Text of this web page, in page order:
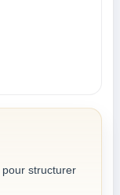
structurer